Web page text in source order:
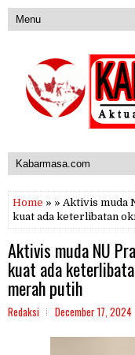
Home » » Aktivis muda
kuat ada keterlibatan
Aktivis muda NU
kuat ada
merah putih
Redaksi December 17, 2024